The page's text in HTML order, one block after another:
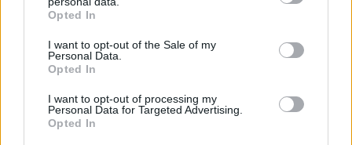
grant or deny consent to Google and its third-party tags to
use your data for below specified purposes in below Google
consent section.
Opted In
I want to opt-out of the Sale of my
Personal Data.
Opted In
I want to opt-out of processing my
Personal Data for Targeted Advertising.
Opted In
Mert a saját képességeid az igazi
lehetőségeid!